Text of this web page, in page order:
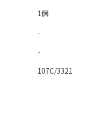
1個
-
-
107C/3321